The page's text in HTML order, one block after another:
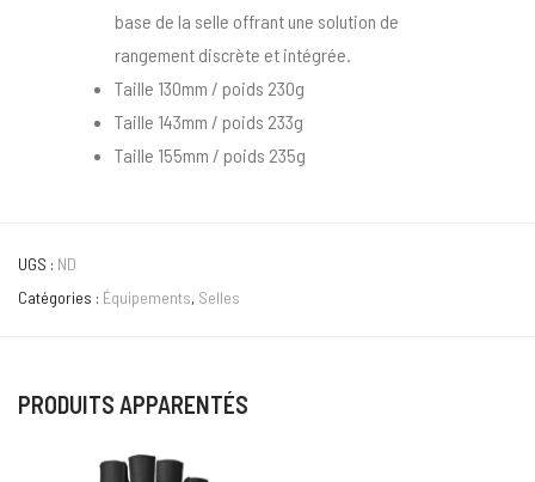
base de la selle offrant une solution de
rangement discrète et intégrée.
Taille 130mm / poids 230g
Taille 143mm / poids 233g
Taille 155mm / poids 235g
UGS : ND
Catégories : Équipements, Selles
PRODUITS APPARENTÉS